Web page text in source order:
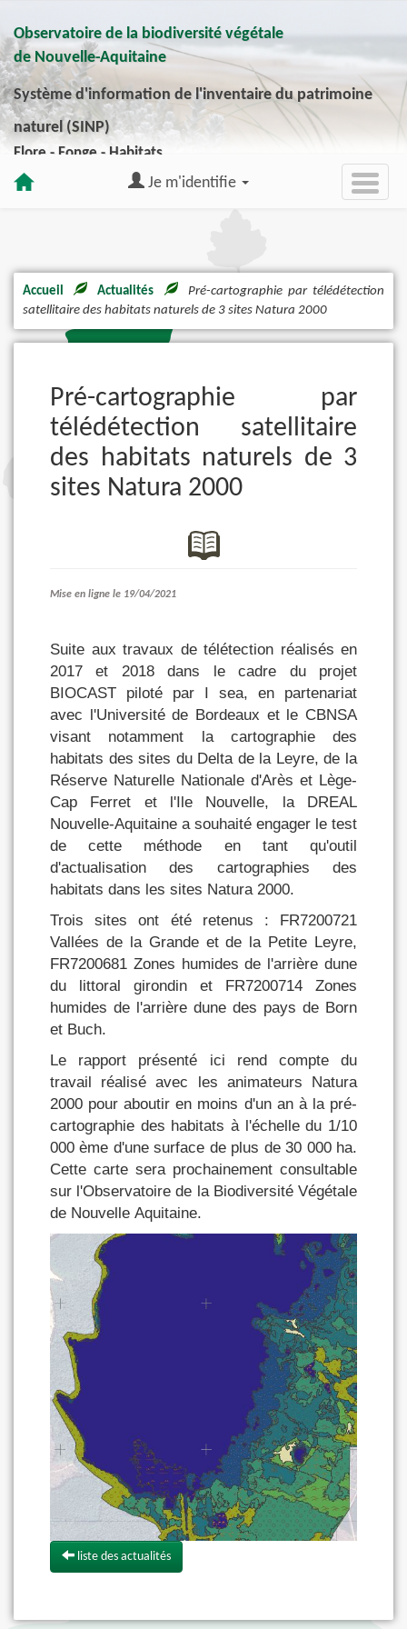
Observatoire de la biodiversité végétale
de Nouvelle-Aquitaine
Système d'information de l'inventaire du patrimoine
naturel (SINP)
Flore - Fonge - Habitats
Je m'identifie
Accueil Actualités
Pré-cartographie par télédétection
satellitaire des habitats naturels de 3 sites Natura 2000
Pré-cartographie par
télédétection satellitaire
des habitats naturels de 3
sites Natura 2000
Mise en ligne le 19/04/2021
Suite aux travaux de télétection réalisés en
2017 et 2018 dans le cadre du projet
BIOCAST piloté par I sea, en partenariat
avec l'Université de Bordeaux et le CBNSA
visant notamment la cartographie des
habitats des sites du Delta de la Leyre, de la
Réserve Naturelle Nationale d'Arès et Lège-
Cap Ferret et l'Ile Nouvelle, la DREAL
Nouvelle-Aquitaine a souhaité engager le test
de cette méthode en tant qu'outil
d'actualisation des cartographies des
habitats dans les sites Natura 2000.
Trois sites ont été retenus : FR7200721
Vallées de la Grande et de la Petite Leyre,
FR7200681 Zones humides de l'arrière dune
du littoral girondin et FR7200714 Zones
humides de l'arrière dune des pays de Born
et Buch.
Le rapport présenté ici rend compte du
travail réalisé avec les animateurs Natura
2000 pour aboutir en moins d'un an à la pré-
cartographie des habitats à l'échelle du 1/10
000 ème d'une surface de plus de 30 000 ha.
Cette carte sera prochainement consultable
sur l'Observatoire de la Biodiversité Végétale
de Nouvelle Aquitaine.
liste des actualités